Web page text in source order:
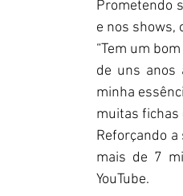
Prometendo
e nos shows,
“Tem um
de uns anos
minha
muitas fichas
Reforçando
mais de 7
YouTube.